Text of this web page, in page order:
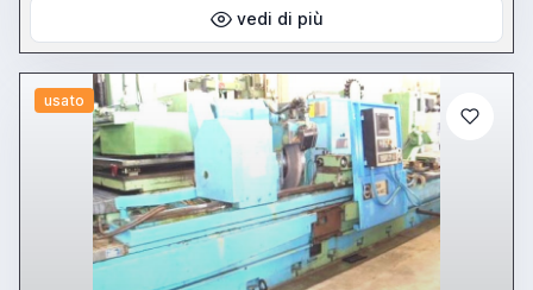
vedi di più
usato